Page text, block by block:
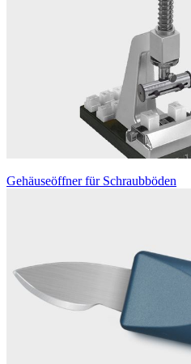
Gehäuseöffner für Schraubböden